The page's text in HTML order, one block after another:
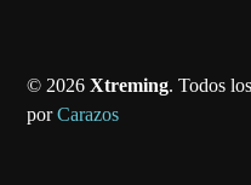
© 2026 Xtreming. Todos
porCarazos